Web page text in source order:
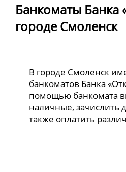
Банкоматы Банка
городе Смоленск
В городе Смоленск
банкоматов Банка
помощью банкомата
наличные, зачислить
также оплатить